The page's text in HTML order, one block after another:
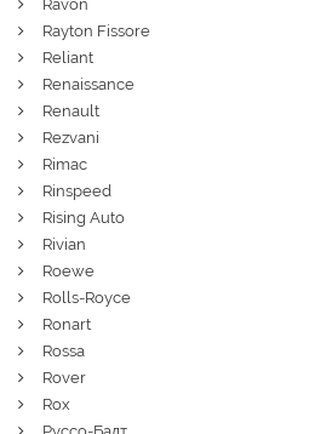
Ravon
Rayton Fissore
Reliant
Renaissance
Renault
Rezvani
Rimac
Rinspeed
Rising Auto
Rivian
Roewe
Rolls-Royce
Ronart
Rossa
Rover
Rox